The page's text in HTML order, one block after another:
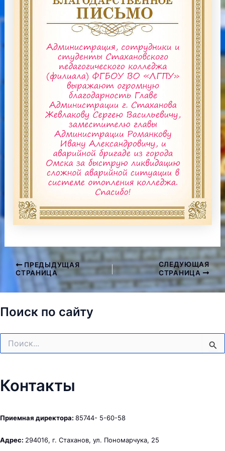
Навигация
записям
ПРЕДЫДУЩАЯ
СТРАНИЦА
СЛЕДУЮЩАЯ
СТРАНИЦА
Поиск по сайту
Контакты
Приемная директора: 85744- 5-60-58
Адрес: 294016, г. Стаханов, ул. Пономарчука, 25